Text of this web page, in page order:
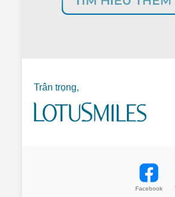
Trân trọng,
Facebook